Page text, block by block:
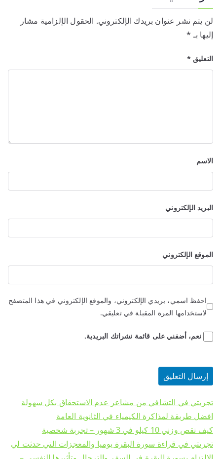
لن يتم نشر عنوان بريدك الإلكتروني. الحقول الإلزامية مشار
إليها بـ *
التعليق *
الاسم
البريد الإلكتروني
الموقع الإلكتروني
احفظ اسمي، بريدي الإلكتروني، والموقع الإلكتروني في هذا المتصفح
لاستخدامها المرة المقبلة في تعليقي.
نعم، أضفني على قائمة نشراتك البريدية.
تجربتي في التشافي من مشاعر عدم الاستحقاق بكل سهولة
افضل طريقة لمذاكرة الكيمياء في الثانوية العامة
كيف نقص وزني 10 كيلو في 3 شهور – تجربة شخصية
تجربتي في قراءة سورة البقرة يوميا والمعجزات التي حدثت لي